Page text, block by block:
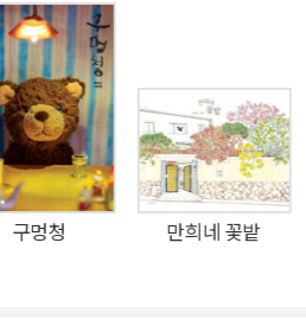
랜트가 자랐던 시골 풍경과 평생 알고
로 돌아가는 것으로 나오지만, 실제
돌아갑니다. 그랜트 우드에게 농장
시골을 연상시키는 상징이었어요.
품에 등장합니다.
살펴보았고, 그곳에서의 경험을 통
잘 아는 것, 자신이 사랑하는 것
었습니다. 그 후 그는 시골
볼 수 있는 인물들, 그리고 평범한
. 그의 작품 중 세계적
발표한 ‘아메리칸 고딕’(America
시 미국의 농촌 생활을 상징하는
구멍청 만희네 꽃밭